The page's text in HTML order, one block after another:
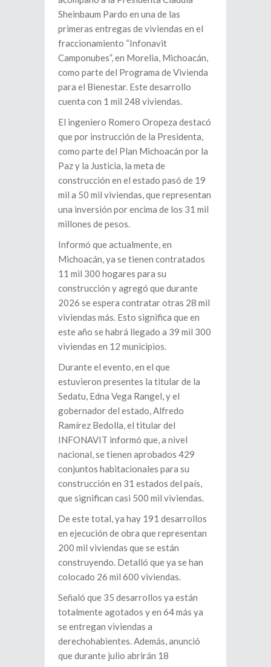
Sheinbaum Pardo en una de las
primeras entregas de viviendas en el
fraccionamiento “Infonavit
Camponubes”, en Morelia, Michoacán,
como parte del Programa de Vivienda
para el Bienestar. Este desarrollo
cuenta con 1 mil 248 viviendas.
El ingeniero Romero Oropeza destacó
que por instrucción de la Presidenta,
como parte del Plan Michoacán por la
Paz y la Justicia, la meta de
construcción en el estado pasó de 19
mil a 50 mil viviendas, que representan
una inversión por encima de los 31 mil
millones de pesos.
Informó que actualmente, en
Michoacán, ya se tienen contratados
11 mil 300 hogares para su
construcción y agregó que durante
2026 se espera contratar otras 28 mil
viviendas más. Esto significa que en
este año se habrá llegado a 39 mil 300
viviendas en 12 municipios.
Durante el evento, en el que
estuvieron presentes la titular de la
Sedatu, Edna Vega Rangel, y el
gobernador del estado, Alfredo
Ramírez Bedolla, el titular del
INFONAVIT informó que, a nivel
nacional, se tienen aprobados 429
conjuntos habitacionales para su
construcción en 31 estados del país,
que significan casi 500 mil viviendas.
De este total, ya hay 191 desarrollos
en ejecución de obra que representan
200 mil viviendas que se están
construyendo. Detalló que ya se han
colocado 26 mil 600 viviendas.
Señaló que 35 desarrollos ya están
totalmente agotados y en 64 más ya
se entregan viviendas a
derechohabientes. Además, anunció
que durante julio abrirán 18